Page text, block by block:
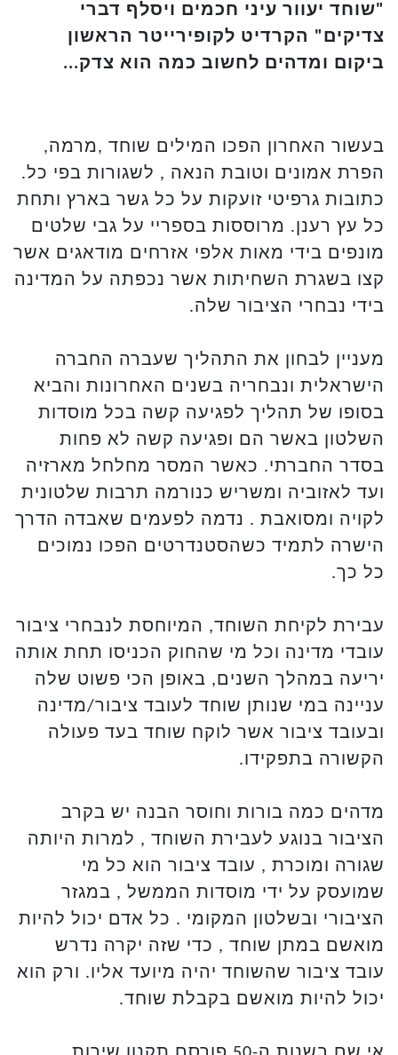
"שוחד יעוור עיני חכמים ויסלף דברי
צדיקים" הקרדיט לקופירייטר הראשון
ביקום ומדהים לחשוב כמה הוא צדק...
בעשור האחרון הפכו המילים שוחד ,מרמה,
הפרת אמונים וטובת הנאה , לשגורות בפי כל.
כתובות גרפיטי זועקות על כל גשר בארץ ותחת
כל עץ רענן. מרוססות בספריי על גבי שלטים
מונפים בידי מאות אלפי אזרחים מודאגים אשר
קצו בשגרת השחיתות אשר נכפתה על המדינה
בידי נבחרי הציבור שלה.
מעניין לבחון את התהליך שעברה החברה
הישראלית ונבחריה בשנים האחרונות והביא
בסופו של תהליך לפגיעה קשה בכל מוסדות
השלטון באשר הם ופגיעה קשה לא פחות
בסדר החברתי. כאשר המסר מחלחל מארזיה
ועד לאזוביה ומשריש כנורמה תרבות שלטונית
לקויה ומסואבת . נדמה לפעמים שאבדה הדרך
הישרה לתמיד כשהסטנדרטים הפכו נמוכים
כל כך.
עבירת לקיחת השוחד, המיוחסת לנבחרי ציבור
עובדי מדינה וכל מי שהחוק הכניסו תחת אותה
יריעה במהלך השנים, באופן הכי פשוט שלה
עניינה במי שנותן שוחד לעובד ציבור/מדינה
ובעובד ציבור אשר לוקח שוחד בעד פעולה
הקשורה בתפקידו.
מדהים כמה בורות וחוסר הבנה יש בקרב
הציבור בנוגע לעבירת השוחד , למרות היותה
שגורה ומוכרת , עובד ציבור הוא כל מי
שמועסק על ידי מוסדות הממשל , במגזר
הציבורי ובשלטון המקומי . כל אדם יכול להיות
מואשם במתן שוחד , כדי שזה יקרה נדרש
עובד ציבור שהשוחד יהיה מיועד אליו. ורק הוא
יכול להיות מואשם בקבלת שוחד.